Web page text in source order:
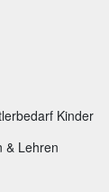
Kinder
& Lehren